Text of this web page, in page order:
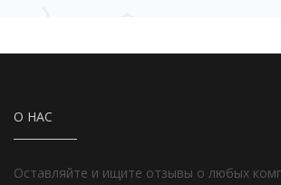
О НАС
Оставляйте и ищите отзывы о любых